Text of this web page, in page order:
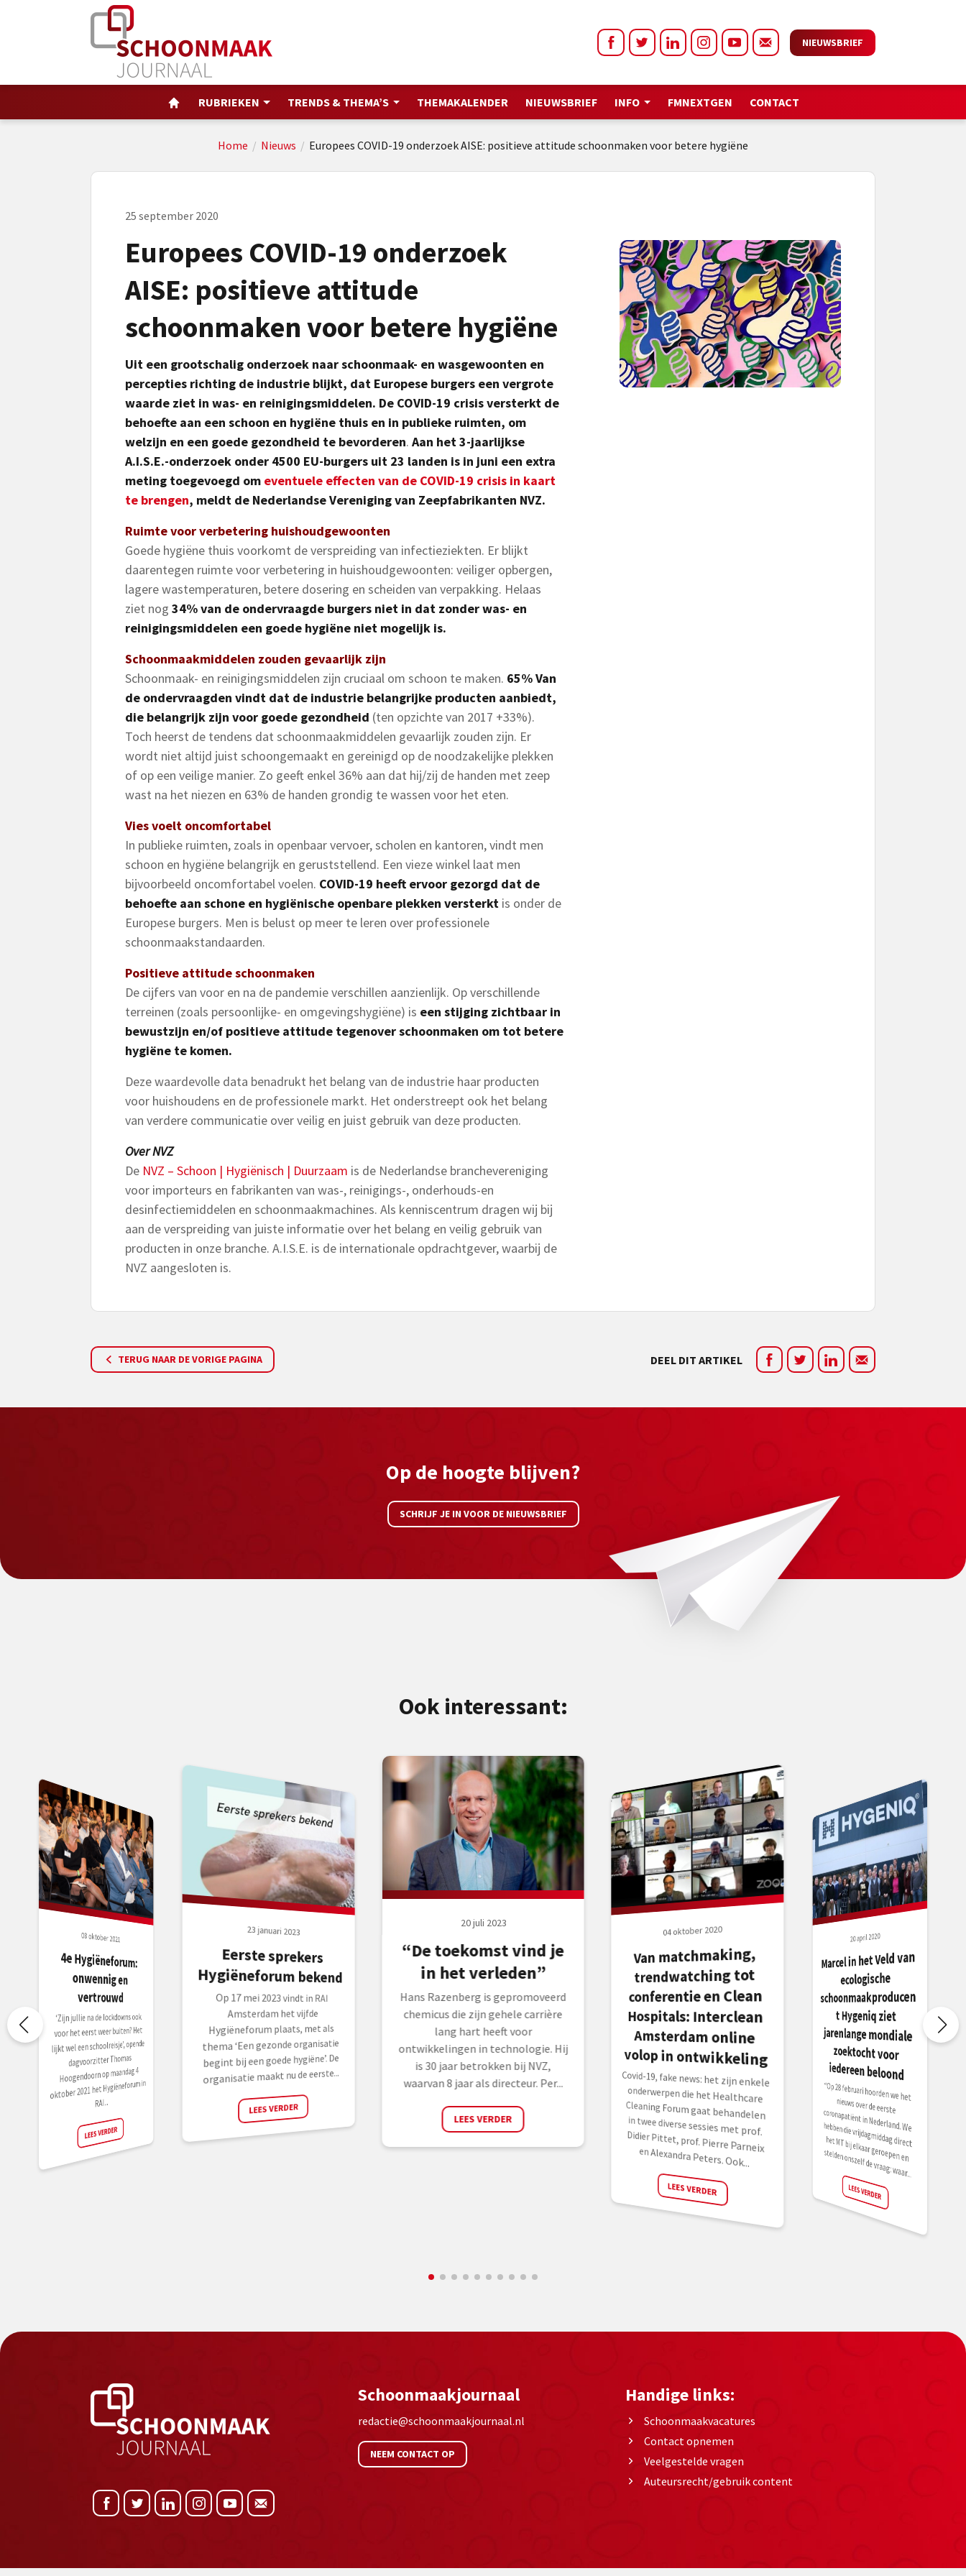
NIEUWSBRIEF
RUBRIEKEN TRENDS & THEMA’S THEMAKALENDER NIEUWSBRIEF INFO FMNEXTGEN CONTACT
Home / Nieuws / Europees COVID-19 onderzoek AISE: positieve attitude schoonmaken voor betere hygiëne
25 september 2020
Europees COVID-19 onderzoek
AISE: positieve attitude
schoonmaken voor betere hygiëne
Uit een grootschalig onderzoek naar schoonmaak- en wasgewoonten en
percepties richting de industrie blijkt, dat Europese burgers een vergrote
waarde ziet in was- en reinigingsmiddelen. De COVID-19 crisis versterkt de
behoefte aan een schoon en hygiëne thuis en in publieke ruimten, om
welzijn en een goede gezondheid te bevorderen. Aan het 3-jaarlijkse
A.I.S.E.-onderzoek onder 4500 EU-burgers uit 23 landen is in juni een extra
meting toegevoegd om eventuele effecten van de COVID-19 crisis in kaart
te brengen, meldt de Nederlandse Vereniging van Zeepfabrikanten NVZ.
Ruimte voor verbetering huishoudgewoonten
Goede hygiëne thuis voorkomt de verspreiding van infectieziekten. Er blijkt
daarentegen ruimte voor verbetering in huishoudgewoonten: veiliger opbergen,
lagere wastemperaturen, betere dosering en scheiden van verpakking. Helaas
ziet nog 34% van de ondervraagde burgers niet in dat zonder was- en
reinigingsmiddelen een goede hygiëne niet mogelijk is.
Schoonmaakmiddelen zouden gevaarlijk zijn
Schoonmaak- en reinigingsmiddelen zijn cruciaal om schoon te maken. 65% Van
de ondervraagden vindt dat de industrie belangrijke producten aanbiedt,
die belangrijk zijn voor goede gezondheid (ten opzichte van 2017 +33%).
Toch heerst de tendens dat schoonmaakmiddelen gevaarlijk zouden zijn. Er
wordt niet altijd juist schoongemaakt en gereinigd op de noodzakelijke plekken
of op een veilige manier. Zo geeft enkel 36% aan dat hij/zij de handen met zeep
wast na het niezen en 63% de handen grondig te wassen voor het eten.
Vies voelt oncomfortabel
In publieke ruimten, zoals in openbaar vervoer, scholen en kantoren, vindt men
schoon en hygiëne belangrijk en geruststellend. Een vieze winkel laat men
bijvoorbeeld oncomfortabel voelen. COVID-19 heeft ervoor gezorgd dat de
behoefte aan schone en hygiënische openbare plekken versterkt is onder de
Europese burgers. Men is belust op meer te leren over professionele
schoonmaakstandaarden.
Positieve attitude schoonmaken
De cijfers van voor en na de pandemie verschillen aanzienlijk. Op verschillende
terreinen (zoals persoonlijke- en omgevingshygiëne) is een stijging zichtbaar in
bewustzijn en/of positieve attitude tegenover schoonmaken om tot betere
hygiëne te komen.
Deze waardevolle data benadrukt het belang van de industrie haar producten
voor huishoudens en de professionele markt. Het onderstreept ook het belang
van verdere communicatie over veilig en juist gebruik van deze producten.
Over NVZ
De NVZ – Schoon | Hygiënisch | Duurzaam is de Nederlandse branchevereniging
voor importeurs en fabrikanten van was-, reinigings-, onderhouds-en
desinfectiemiddelen en schoonmaakmachines. Als kenniscentrum dragen wij bij
aan de verspreiding van juiste informatie over het belang en veilig gebruik van
producten in onze branche. A.I.S.E. is de internationale opdrachtgever, waarbij de
NVZ aangesloten is.
TERUG NAAR DE VORIGE PAGINA DEEL DIT ARTIKEL
Op de hoogte blijven?
SCHRIJF JE IN VOOR DE NIEUWSBRIEF
Ook interessant:
08 oktober 2021
4e Hygiëneforum:
onwennig en
vertrouwd
‘Zijn jullie na de lockdowns ook
voor het eerst weer buiten? Het
lijkt wel een schoolreisje’, opende
dagvoorzitter Thomas
Hoogendoorn op maandag 4
oktober 2021 het Hygiëneforum in
RAI...
LEES VERDER
23 januari 2023
Eerste sprekers
Hygiëneforum bekend
Op 17 mei 2023 vindt in RAI
Amsterdam het vijfde
Hygiëneforum plaats, met als
thema ‘Een gezonde organisatie
begint bij een goede hygiëne’. De
organisatie maakt nu de eerste...
LEES VERDER
20 juli 2023
“De toekomst vind je
in het verleden”
Hans Razenberg is gepromoveerd
chemicus die zijn gehele carrière
lang hart heeft voor
ontwikkelingen in technologie. Hij
is 30 jaar betrokken bij NVZ,
waarvan 8 jaar als directeur. Per...
LEES VERDER
04 oktober 2020
Van matchmaking,
trendwatching tot
conferentie en Clean
Hospitals: Interclean
Amsterdam online
volop in ontwikkeling
Covid-19, fake news: het zijn enkele
onderwerpen die het Healthcare
Cleaning Forum gaat behandelen
in twee diverse sessies met prof.
Didier Pittet, prof. Pierre Parneix
en Alexandra Peters. Ook...
LEES VERDER
20 april 2020
Marcel in het Veld van
ecologische
schoonmaakproducen
t Hygeniq ziet
jarenlange mondiale
zoektocht voor
iedereen beloond
“Op 28 februari hoorden we het
nieuws over de eerste
coronapatiënt in Nederland. We
hebben die vrijdagmiddag direct
het MT bij elkaar geroepen en
stelden onszelf de vraag: waar...
LEES VERDER
Schoonmaakjournaal
redactie@schoonmaakjournaal.nl
NEEM CONTACT OP
Handige links:
Schoonmaakvacatures
Contact opnemen
Veelgestelde vragen
Auteursrecht/gebruik content